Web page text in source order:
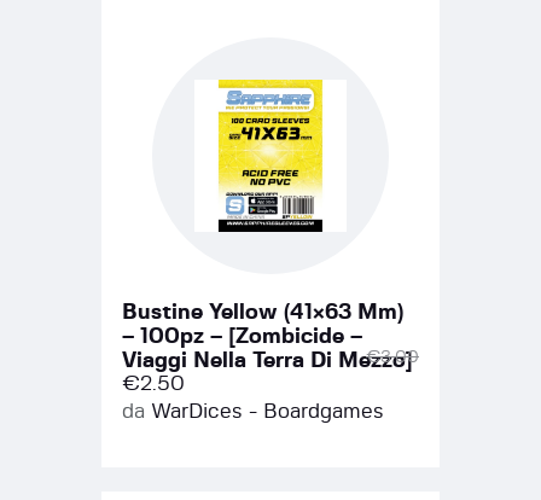
Bustine Yellow (41×63 Mm)
– 100pz – [Zombicide –
Viaggi Nella Terra Di Mezzo]
€3.00
€2.50
da WarDices - Boardgames